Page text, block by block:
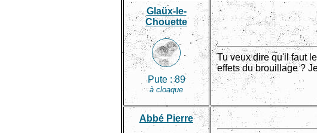
Glaüx-le-
Chouette
Pute :89
à cloaque
Tu veux dire qu'il faut
effets du brouillage ?
Abbé Pierre